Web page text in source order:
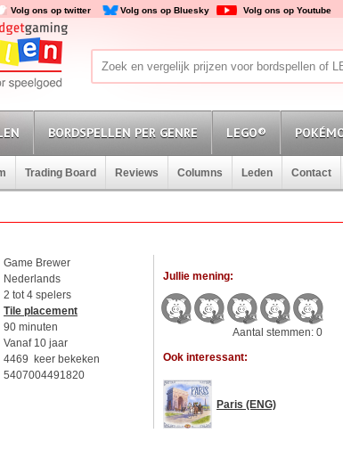
Volg ons op twitter Volg ons op Bluesky Volg ons op Youtube
BORDSPELLEN PER GENRE LEGO®
Trading Board Reviews Columns Leden Contact
Game Brewer
Nederlands
2 tot 4 spelers
Tile placement
90 minuten
Vanaf 10 jaar
4469 keer bekeken
5407004491820
Jullie mening:
Aantal stemmen: 0
Ook interessant:
Paris (ENG)